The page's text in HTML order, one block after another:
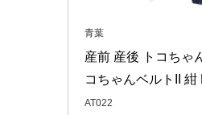
青葉
産前 産後 トコちゃ
コちゃんベルトII 紺
AT022